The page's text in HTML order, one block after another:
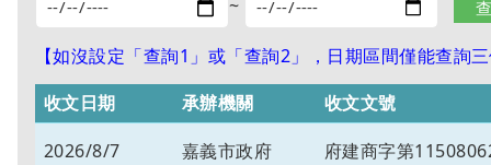
~
【如沒設定「查詢1」或「查詢2」，日期區間僅能查詢
收文日期
承辦機關
收文文號
2026/8/7
嘉義市政府 府建商字第